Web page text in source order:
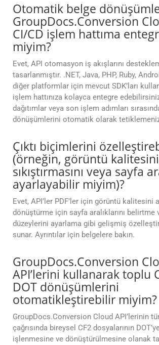
Otomatik belge
GroupDocs.Conversion
CI/CD işlem hattıma
miyim?
Evet, API otomasyon iş akışlarını
tasarlanmıştır. .NET, Java, PHP, Ruby,
diğer platformlar için mevcut SDK’ları
işlem hattınıza kolayca entegre
dağıtımlar veya son işlem adımları
dönüşümlerini otomatik olarak
Çıktı biçimlerini
(örneğin, görüntü
sıkıştırmasını veya sayfa
ayarlayabilir miyim)?
Evet, API’ler PDF’ler için görüntü kalitesini
dönüştürme için sayfa aralıklarını belirtme
düzeylerini ayarlama gibi gelişmiş
sunar. Ayrıntılar için belgelere bakın.
GroupDocs.Conversion
API’lerini kullanarak toplu
DOT dönüşümlerini
otomatikleştirebilir miyim?
GroupDocs.Conversion Cloud API’lerinin
çağrısında bireysel CF2 dosyalarının
işlenmesine ve dönüştürülmesine olanak